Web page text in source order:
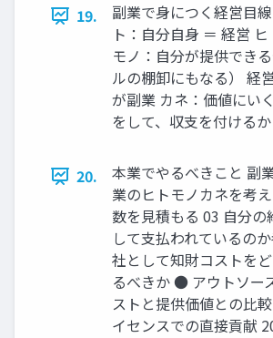
19.
副業で身につく経営目
ト：自分自身 ＝ 経営
モノ：自分が提供でき
ルの棚卸にもなる） 経
が副業 カネ：価値にい
をして、収支を付ける
20.
本業でやるべきこと 副
業のヒトモノカネを考
数を見積もる 03 自分の
して支払われているの
社として知財コストを
るべきか ● アウトソー
ストと提供価値との比
イセンスでの直接貢献